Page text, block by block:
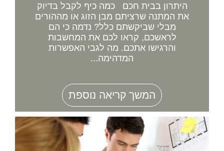
היתרון בבית חכם כמה כיף לקבל בדיוק
את המתנה שרציתם מבן הזוג או מההורים
מבלי שביקשתם כלל? נדמה כי הם
לראשכם, קראו לכם את המחשבות
והרגישו אתכם. מה לגבי האפשרות
המדהימה...
המשך קריאה נוספת